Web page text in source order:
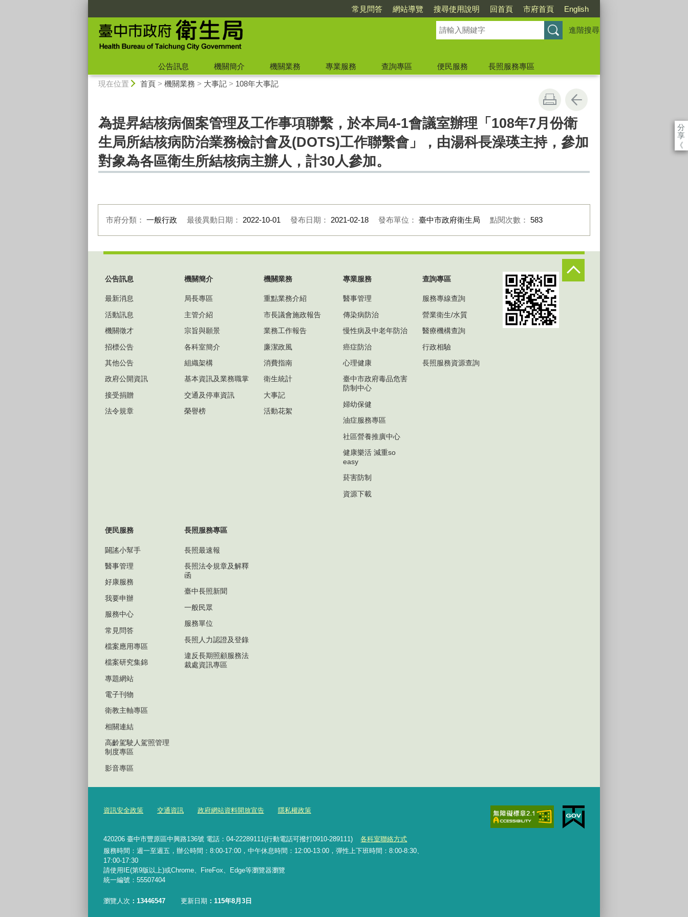
常見問答 網站導覽 搜尋使用說明 回首頁 市府首頁 English
進階搜尋
公告訊息 機關簡介 機關業務 專業服務 查詢專區 便民服務
長照服務專區
現在位置 首頁> 機關業務 > 大事記> 108年大事記
分
享
《
為提昇結核病個案管理及工作事項聯繫，於本局4-1會議室辦理「108年7月份衛
生局所結核病防治業務檢討會及(DOTS)工作聯繫會」，由湯科長澡瑛主持，參加
對象為各區衛生所結核病主辦人，計30人參加。
市府分類： 一般行政 最後異動日期： 2022-10-01 發布日期： 2021-02-18 發布單位： 臺中市政府衛生局 點閱次數： 583
公告訊息
最新消息
活動訊息
機關徵才
招標公告
其他公告
政府公開資訊
接受捐贈
法令規章
機關簡介
局長專區
主管介紹
宗旨與願景
各科室簡介
組織架構
基本資訊及業務職掌
交通及停車資訊
榮譽榜
機關業務
重點業務介紹
市長議會施政報告
業務工作報告
廉潔政風
消費指南
衛生統計
大事記
活動花絮
專業服務
醫事管理
傳染病防治
慢性病及中老年防治
癌症防治
心理健康
臺中市政府毒品危害
防制中心
婦幼保健
油症服務專區
社區營養推廣中心
健康樂活 減重so
easy
菸害防制
資源下載
查詢專區
服務專線查詢
營業衛生/水質
醫療機構查詢
行政相驗
長照服務資源查詢
便民服務
闢謠小幫手
醫事管理
好康服務
我要申辦
服務中心
常見問答
檔案應用專區
檔案研究集錦
專題網站
電子刊物
衛教主軸專區
相關連結
高齡駕駛人駕照管理
制度專區
影音專區
長照服務專區
長照最速報
長照法令規章及解釋
函
臺中長照新聞
一般民眾
服務單位
長照人力認證及登錄
違反長期照顧服務法
裁處資訊專區
資訊安全政策 交通資訊 政府網站資料開放宣告 隱私權政策
420206 臺中市豐原區中興路136號 電話：04-22289111(行動電話可撥打0910-289111)
各科室聯絡方式
服務時間：週一至週五，辦公時間：8:00-17:00，中午休息時間：12:00-13:00，彈性上下班時間：8:00-8:30、
17:00-17:30
請使用IE(第9版以上)或Chrome、FireFox、Edge等瀏覽器瀏覽
統一編號：55507404
瀏覽人次 13446547 更新日期 115年8月3日